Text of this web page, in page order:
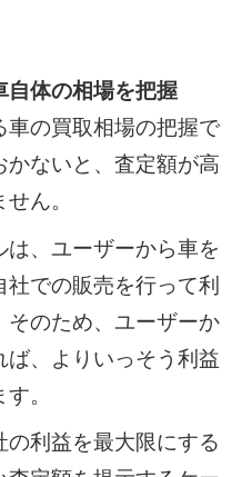
自体の相場を把握
車の買取相場の把握で
ないと、査定額が高
ん。
、ユーザーから車を
での販売を行って利
のため、ユーザーか
ば、よりいっそう利益
。
利益を最大限にする